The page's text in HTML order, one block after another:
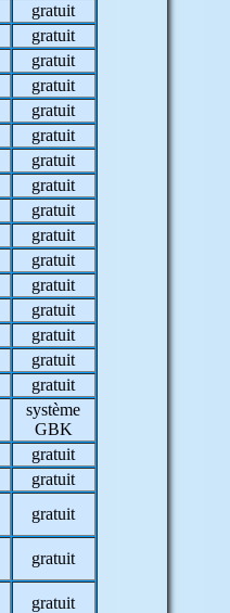
gratuit
gratuit
gratuit
gratuit
gratuit
gratuit
gratuit
gratuit
gratuit
gratuit
gratuit
gratuit
gratuit
gratuit
gratuit
gratuit
système
GBK
gratuit
gratuit
gratuit
gratuit
gratuit